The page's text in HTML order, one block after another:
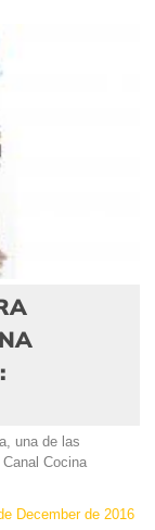
una de las
Cocina
December de 2016